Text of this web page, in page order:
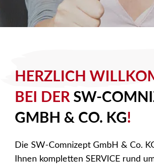
HERZLICH
BEI DER SW-
GMBH & CO. KG!
Die SW-Comnizept GmbH & Co.
Ihnen kompletten SERVICE rund